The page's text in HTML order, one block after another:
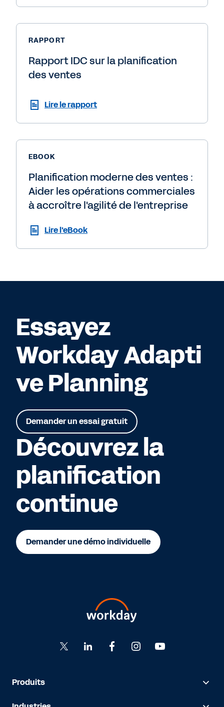
RAPPORT
Rapport IDC sur la planification
des ventes
Lire le rapport
EBOOK
Planification moderne des ventes :
Aider les opérations commerciales
à accroître l'agilité de l'entreprise
Lire l'eBook
Essayez
Workday Adapti
ve Planning
Demander un essai gratuit
Découvrez la
planification
continue
Demander une démo individuelle
Produits